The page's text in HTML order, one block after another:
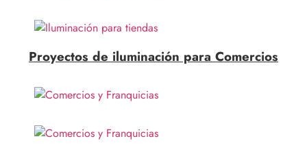
Proyectos de iluminación para Comercios